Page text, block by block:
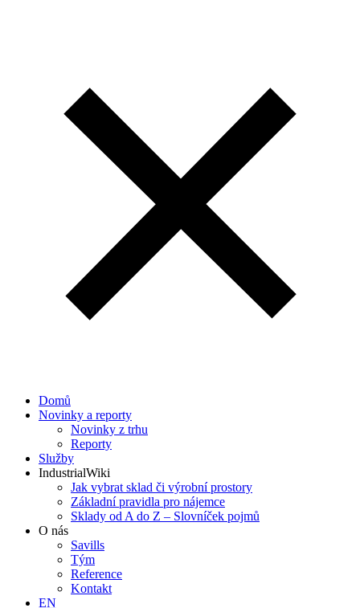
Domů
Novinky a reporty
Novinky z trhu
Reporty
Služby
IndustrialWiki
Jak vybrat sklad či výrobní prostory
Základní pravidla pro nájemce
Sklady od A do Z – Slovníček pojmů
O nás
Savills
Tým
Reference
Kontakt​
EN